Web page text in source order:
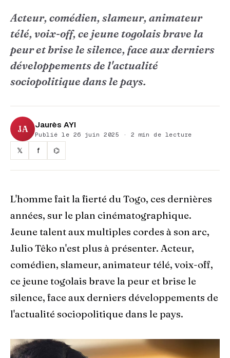
Acteur, comédien, slameur, animateur
télé, voix-off, ce jeune togolais brave la
peur et brise le silence, face aux derniers
développements de l'actualité
sociopolitique dans le pays.
JA Jaurès AYI
Publié le 26 juin 2025 · 2 min de lecture
𝕏 f ⌬
L'homme fait la fierté du Togo, ces dernières
années, sur le plan cinématographique.
Jeune talent aux multiples cordes à son arc,
Julio Têko n'est plus à présenter. Acteur,
comédien, slameur, animateur télé, voix-off,
ce jeune togolais brave la peur et brise le
silence, face aux derniers développements de
l'actualité sociopolitique dans le pays.